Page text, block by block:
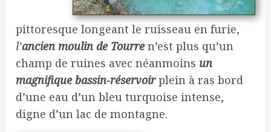
pittoresque longeant le ruisseau en furie,
l’ancien moulin de Tourren’est plus qu’un
champ de ruines avec néanmoins un
magnifique bassin-réservoirplein à ras bord
d’une eau d’un bleu turquoise intense,
digne d’un lac de montagne.